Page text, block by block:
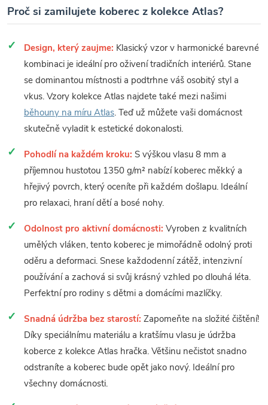
Proč si zamilujete koberec z kolekce Atlas?
Design, který zaujme: Klasický vzor v harmonické barevné
kombinaci je ideální pro oživení tradičních interiérů. Stane
se dominantou místnosti a podtrhne váš osobitý styl a
vkus. Vzory kolekce Atlas najdete také mezi našimi
běhouny na míru Atlas. Teď už můžete vaši domácnost
skutečně vyladit k estetické dokonalosti.
Pohodlí na každém kroku: S výškou vlasu 8 mm a
příjemnou hustotou 1350 g/m² nabízí koberec měkký a
hřejivý povrch, který oceníte při každém došlapu. Ideální
pro relaxaci, hraní dětí a bosé nohy.
Odolnost pro aktivní domácnosti: Vyroben z kvalitních
umělých vláken, tento koberec je mimořádně odolný proti
oděru a deformaci. Snese každodenní zátěž, intenzivní
používání a zachová si svůj krásný vzhled po dlouhá léta.
Perfektní pro rodiny s dětmi a domácími mazlíčky.
Snadná údržba bez starostí: Zapomeňte na složité čištění!
Díky speciálnímu materiálu a kratšímu vlasu je údržba
koberce z kolekce Atlas hračka. Většinu nečistot snadno
odstraníte a koberec bude opět jako nový. Ideální pro
všechny domácnosti.